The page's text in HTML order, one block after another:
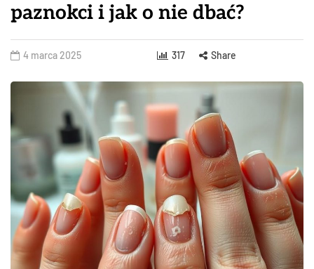
paznokci i jak o nie dbać?
4 marca 2025 317 Share